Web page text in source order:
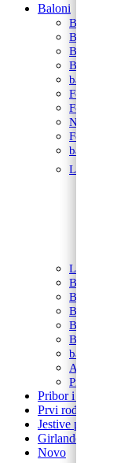
Baloni
BALONI NA
Bubble Baloni
Baloni za
Balonski setovi
baloni za
Folija baloni
Folija zvijezde
Natpis od
Folija balon
baloni na
Latex baloni
Latex baloni s
Baloni za
Baloni za
Balon folija
Balon brojevi
Balon broj
balon za
Airwalker
Pribor i
Pribor i pomagala
Prvi rođendan
Jestive pokrivke
Girlande
Novo